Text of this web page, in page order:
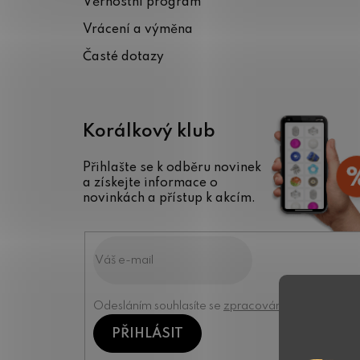
Věrnostní program
Vrácení a výměna
Časté dotazy
Korálkový klub
Přihlašte se k odběru novinek
a získejte informace o
novinkách a přístup k akcím.
Odesláním souhlasíte se zpracováním osobních
PŘIHLÁSIT